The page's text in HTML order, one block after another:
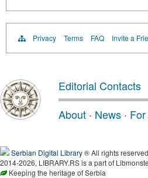
Privacy Terms FAQ Invite a
Editorial Contacts
About · News ·
Serbian Digital Library® All rights
2014-2026, LIBRARY.RS is a part of
Keeping the heritage of Serbia